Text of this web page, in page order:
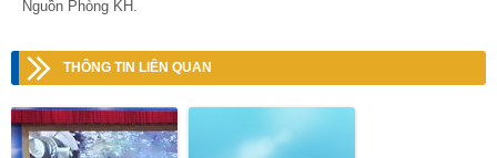
Nguồn Phòng KH.
THÔNG TIN LIÊN QUAN